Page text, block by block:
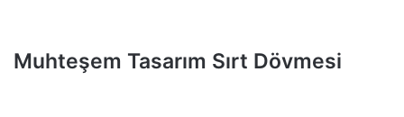
Muhteşem Tasarım Sırt Dövmesi